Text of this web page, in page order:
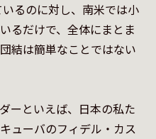
るのに対し、南米では小
るだけで、全体にまとま
結は簡単なことではない
ーといえば、日本の私た
ューバのフィデル・カス